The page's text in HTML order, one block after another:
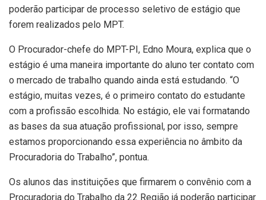
poderão participar de processo seletivo de estágio que
forem realizados pelo MPT.
O Procurador-chefe do MPT-PI, Edno Moura, explica que o
estágio é uma maneira importante do aluno ter contato com
o mercado de trabalho quando ainda está estudando. “O
estágio, muitas vezes, é o primeiro contato do estudante
com a profissão escolhida. No estágio, ele vai formatando
as bases da sua atuação profissional, por isso, sempre
estamos proporcionando essa experiência no âmbito da
Procuradoria do Trabalho”, pontua.
Os alunos das instituições que firmarem o convênio com a
Procuradoria do Trabalho da 22 Região já poderão participar